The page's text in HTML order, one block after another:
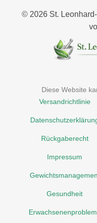
© 2026 St.
Diese Website
Versandrichtlinie
Rückgaberecht
Impressum
Gesundheit